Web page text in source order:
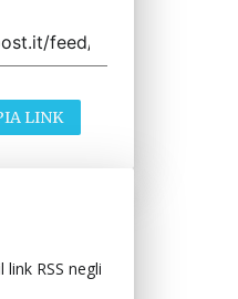
LINK
RSS negli